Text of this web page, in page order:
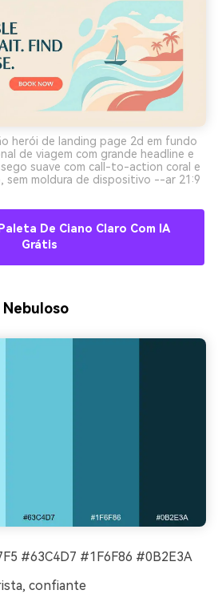
herói de landing page 2d em fundo
de viagem com grande headline e
suave com call-to-action coral e
moldura de dispositivo --ar 21:9
De Ciano Claro Com IA
Grátis
#63C4D7 #1F6F86 #0B2E3A
confiante